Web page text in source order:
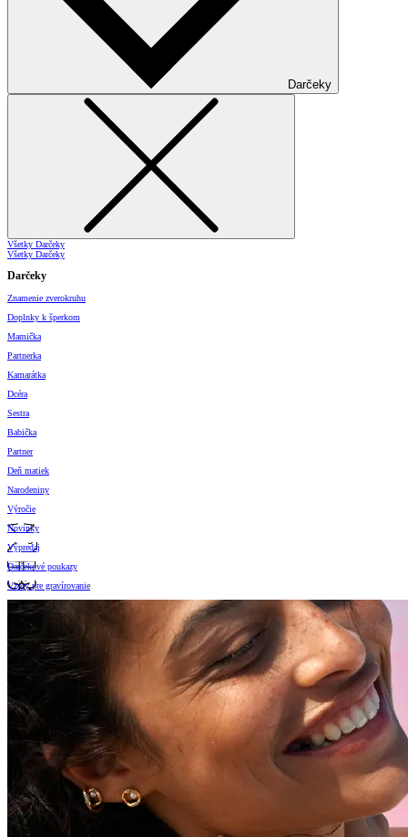
Darčeky
Všetky Darčeky
Všetky Darčeky
Darčeky
Znamenie zverokruhu
Doplnky k šperkom
Mamička
Partnerka
Kamarátka
Dcéra
Sestra
Babička
Partner
Deň matiek
Narodeniny
Výročie
Novinky
Výpredaj
Darčekové poukazy
Vzory pre gravírovanie